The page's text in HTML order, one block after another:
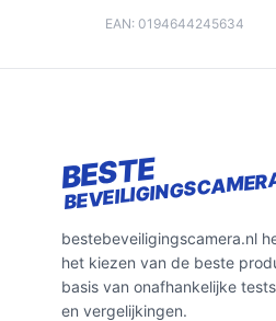
EAN: 0194644245634
BESTE
bestebeveiligingscamera.nl
het kiezen van de beste
basis van onafhankelijke
en vergelijkingen.